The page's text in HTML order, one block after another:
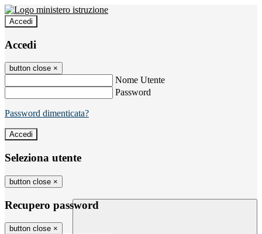
Accedi
Accedi
button close ×
Nome Utente
Password
Password dimenticata?
Seleziona utente
button close ×
Recupero password
button close ×